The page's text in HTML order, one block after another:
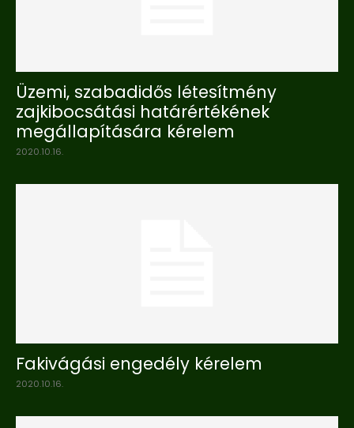
Üzemi, szabadidős létesítmény
zajkibocsátási határértékének
megállapítására kérelem
2020.10.16.
Fakivágási engedély kérelem
2020.10.16.